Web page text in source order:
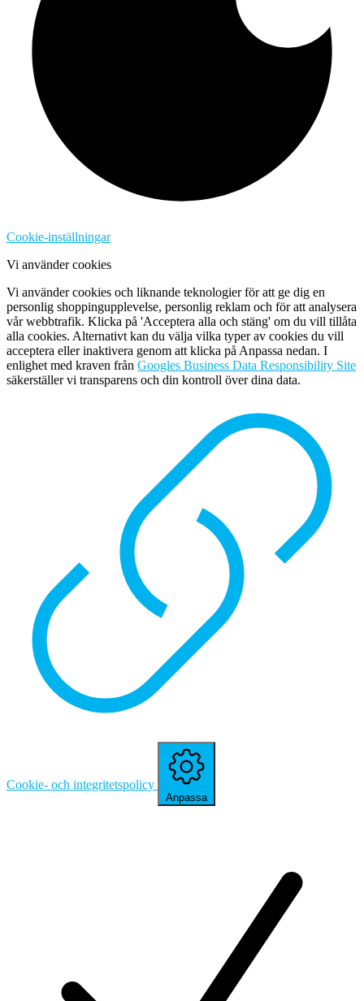
Cookie-inställningar
Vi använder cookies
Vi använder cookies och liknande teknologier för att ge dig en
personlig shoppingupplevelse, personlig reklam och för att analysera
vår webbtrafik. Klicka på 'Acceptera alla och stäng' om du vill tillåta
alla cookies. Alternativt kan du välja vilka typer av cookies du vill
acceptera eller inaktivera genom att klicka på Anpassa nedan. I
enlighet med kraven från Googles Business Data Responsibility Site
säkerställer vi transparens och din kontroll över dina data.
Cookie- och integritetspolicy
Anpassa